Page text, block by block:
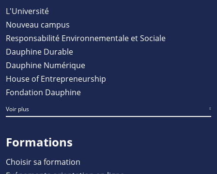
L'Université
Nouveau campus
Responsabilité Environnementale et Sociale
Dauphine Durable
Dauphine Numérique
House of Entrepreneurship
Fondation Dauphine
Voir plus
Formations
Choisir sa formation